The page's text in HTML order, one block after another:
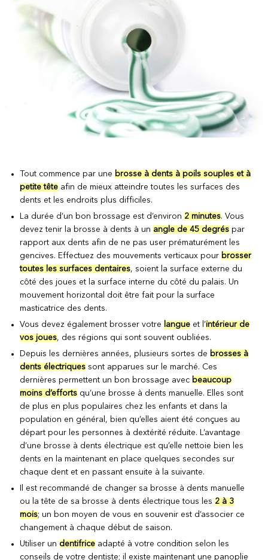
Tout commence par une brosse à dents à poils souples et à
petite tête afin de mieux atteindre toutes les surfaces des
dents et les endroits plus difficiles.
La durée d’un bon brossage est d’environ 2 minutes. Vous
devez tenir la brosse à dents à un angle de 45 degrés par
rapport aux dents afin de ne pas user prématurément les
gencives. Effectuez des mouvements verticaux pour brosser
toutes les surfaces dentaires, soient la surface externe du
côté des joues et la surface interne du côté du palais. Un
mouvement horizontal doit être fait pour la surface
masticatrice des dents.
Vous devez également brosser votre
langue et l’intérieur de
vos joues, des régions qui sont souvent oubliées.
Depuis les dernières années, plusieurs sortes de brosses à
dents électriques sont apparues sur le marché. Ces
dernières permettent un bon brossage avec beaucoup
moins d’efforts qu’une brosse à dents manuelle. Elles sont
de plus en plus populaires chez les enfants et dans la
population en général, bien qu’elles aient été conçues au
départ pour les personnes à dextérité réduite. L’avantage
d’une brosse à dents électrique est qu’elle nettoie bien les
dents en la maintenant en place quelques secondes sur
chaque dent et en passant ensuite à la suivante.
Il est recommandé de changer sa brosse à dents manuelle
ou la tête de sa brosse à dents électrique tous les 2 à 3
mois; un bon moyen de vous en souvenir est d’associer ce
changement à chaque début de saison.
Utiliser un dentifrice adapté à votre condition selon les
conseils de votre dentiste; il existe maintenant une panoplie